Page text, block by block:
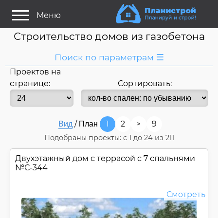
Меню
Строительство домов из газобетона
Поиск по параметрам ☰
Я ищу:
Дом
Название
Строитель/Архитектор
Стиль проекта
Только проекты Только строительство
Площадь
Длина
Проектов на
странице:
Сортировать:
Вид / План 1 2 > 9
Подобраны проекты: с 1 до 24из 211
Двухэтажный дом c террасой с 7 спальнями
№С-344
Смотреть